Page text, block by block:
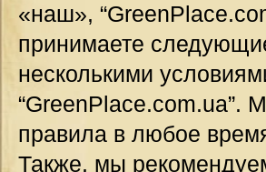
«наш»,
принимаете
несколькими
“GreenPlace.com.ua”.
правила в любое
Также, мы